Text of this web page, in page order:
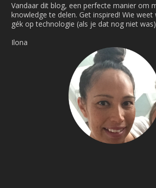
Vandaar dit blog, een perfecte manier om
knowledge te delen. Get inspired! Wie
gék op technologie (als je dat nog niet
Ilona